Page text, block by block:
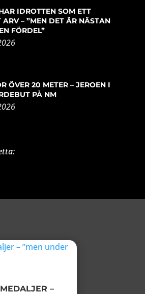
IDROTTEN SOM ETT
ARV – ”MEN DET ÄR NÄSTAN
FÖRDEL”
ÖVER 20 METER – JEROEN I
PÅ NM
–